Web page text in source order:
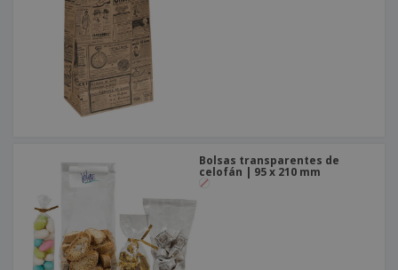
Bolsas transparentes de
celofán | 95 x 210 mm